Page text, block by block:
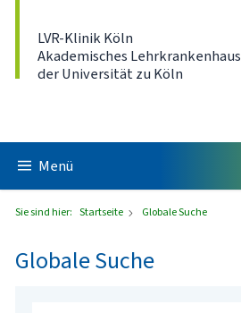
LVR-Klinik Köln
Akademisches Lehrkrankenhaus
der Universität zu Köln
Menü
Sie sind hier: Startseite Globale Suche
Globale Suche